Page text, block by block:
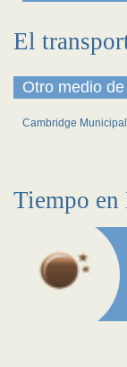
El
Otro medio
Cambridge
Tiempo en